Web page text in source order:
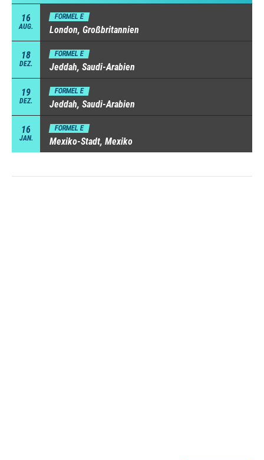
16
AUG.
FORMEL E
London, Großbritannien
18
DEZ.
FORMEL E
Jeddah, Saudi-Arabien
19
DEZ.
FORMEL E
Jeddah, Saudi-Arabien
16
JAN.
FORMEL E
Mexiko-Stadt, Mexiko